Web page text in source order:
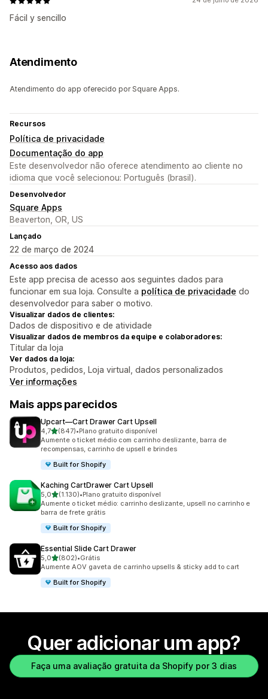
Fácil y sencillo
Atendimento
Atendimento do app oferecido por Square Apps.
Recursos
Política de privacidade
Documentação do app
Este desenvolvedor não oferece atendimento ao cliente no
idioma que você selecionou: Português (brasil).
Desenvolvedor
Square Apps
Beaverton, OR, US
Lançado
22 de março de 2024
Acesso aos dados
Este app precisa de acesso aos seguintes dados para
funcionar em sua loja. Consulte a política de privacidade do
desenvolvedor para saber o motivo.
Visualizar dados de clientes:
Dados de dispositivo e de atividade
Visualizar dados de membros da equipe e colaboradores:
Titular da loja
Ver dados da loja:
Produtos, pedidos, Loja virtual, dados personalizados
Ver informações
Mais apps parecidos
Upcart—Cart Drawer Cart Upsell
4,7de 5 estrelas
(847)
847 avaliações ao todo
•Plano gratuito disponível
Aumente o ticket médio com carrinho deslizante, barra de
recompensas, carrinho de upsell e brindes
Built for Shopify
Kaching CartDrawer Cart Upsell
5,0de 5 estrelas
(1.130)
1130 avaliações ao todo
•Plano gratuito disponível
Aumente o ticket médio: carrinho deslizante, upsell no carrinho e
barra de frete grátis
Built for Shopify
Essential Slide Cart Drawer
5,0de 5 estrelas
(802)
802 avaliações ao todo
•Grátis
Aumente AOV gaveta de carrinho upsells & sticky add to cart
Built for Shopify
Quer adicionar um app?
Faça uma avaliação gratuita da Shopify por 3 dias